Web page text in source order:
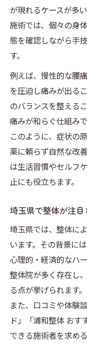
整体体
埼玉県で見直
整体院
整体を受
整体の効
が現れるケースが多
施術では、個々の身
態を確認しながら手
す。
例えば、慢性的な腰
を圧迫し痛みが出る
のバランスを整える
痛みが和らぐ仕組みで
このように、症状の
薬に頼らず自然な改
は生活習慣やセルフ
止にも役立ちます。
埼玉県で整体が注
埼玉県では、整体に
います。その背景に
心理的・経済的なハ
整体院が多く存在し
る点が挙げられます。
また、口コミや体験
ド」「浦和整体 おす
できる施術者を求め